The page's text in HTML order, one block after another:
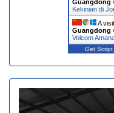
Guangdong
Kekinian di
A
Guangdong
Volcom
Get Script